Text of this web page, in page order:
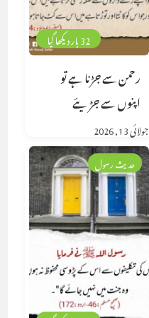
32 بار دیکھا گیا
رحمن سے جڑنا ہے تو
اپنوں سے جڑیئے
جولائی 13, 2026
حدیث رسول